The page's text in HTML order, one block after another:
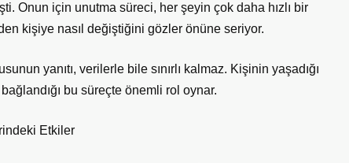
Onun için unutma süreci, her şeyin çok daha hızlı bir
kişiye nasıl değiştiğini gözler önüne seriyor.
yanıtı, verilerle bile sınırlı kalmaz. Kişinin yaşadığı
bu süreçte önemli rol oynar.
Etkiler